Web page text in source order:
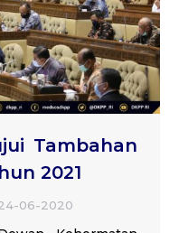
Tambahan
2021
06-2020